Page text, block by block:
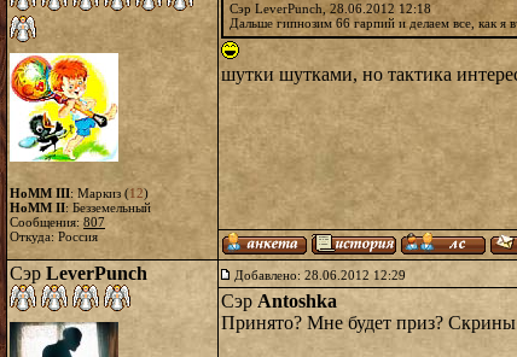
HoMM III: Маркиз (12)
HoMM II: Безземельный
Сообщения: 807
Откуда: Россия
Сэр LeverPunch, 28.06.2012 12:18
Дальше гипнозим 66 гарпий и делаем все, как я
шутки шутками, но тактика
Сэр LeverPunch Добавлено: 28.06.2012 12:29
Сэр Antoshka
Принято? Мне будет приз? Скрины